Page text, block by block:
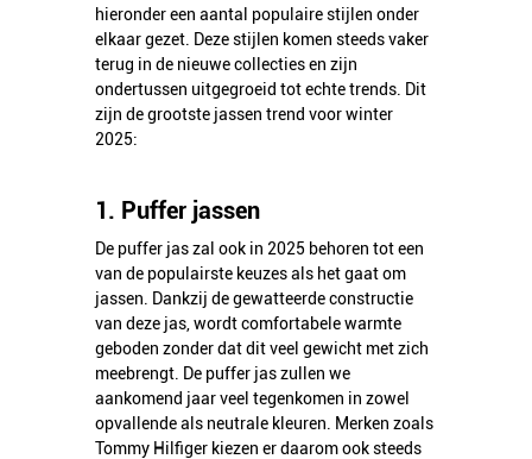
hieronder een aantal populaire stijlen onder
elkaar gezet. Deze stijlen komen steeds vaker
terug in de nieuwe collecties en zijn
ondertussen uitgegroeid tot echte trends. Dit
zijn de grootste jassen trend voor winter
2025:
1. Puffer jassen
De puffer jas zal ook in 2025 behoren tot een
van de populairste keuzes als het gaat om
jassen. Dankzij de gewatteerde constructie
van deze jas, wordt comfortabele warmte
geboden zonder dat dit veel gewicht met zich
meebrengt. De puffer jas zullen we
aankomend jaar veel tegenkomen in zowel
opvallende als neutrale kleuren. Merken zoals
Tommy Hilfiger kiezen er daarom ook steeds